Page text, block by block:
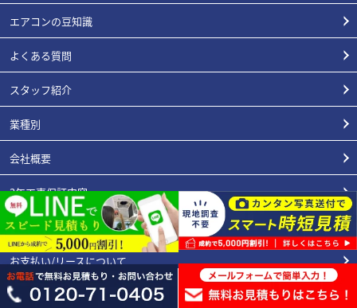
エアコンの豆知識
よくある質問
スタッフ紹介
業種別
会社概要
3年工事保証内容
エアコン総本店が選ばれる理由
お支払い/リースについて
プライバシーポリシー